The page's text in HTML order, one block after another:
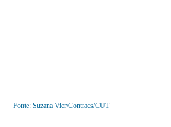
Fonte: Suzana Vier/Contracs/CUT